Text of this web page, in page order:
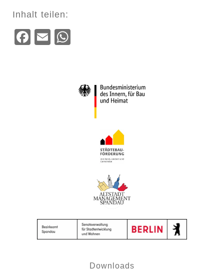
Inhalt teilen:
Facebook
Email
Downloads